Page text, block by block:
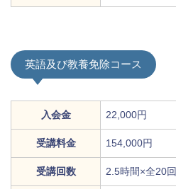
英語及び教養免除コース
入会金 22,000円
受講料金 154,000円
受講回数 2.5時間×全20回